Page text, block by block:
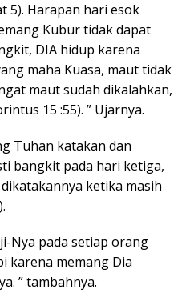
5). Harapan hari esok
Kubur tidak dapat
DIA hidup karena
maha Kuasa, maut tidak
maut sudah dikalahkan,
15 :55). ” Ujarnya.
Tuhan katakan dan
bangkit pada hari ketiga,
ketika masih
Nya pada setiap orang
karena memang Dia
” tambahnya.